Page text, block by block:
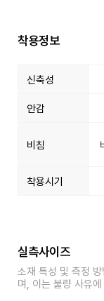
착용정보
신축성
안감
비침
착용시기
실측사이즈
소재 특성 및 측정
며, 이는 불량 사유